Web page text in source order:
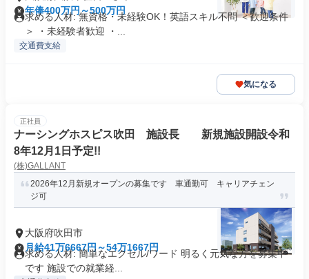
年俸400万円～500万円
求める人材: 無資格・未経験OK！英語スキル不問 ＜歓迎条件
＞ ・未経験者歓迎 ・...
交通費支給
気になる
正社員
ナーシングホスピス吹田 施設長 新規施設開設令和
8年12月1日予定!!
(株)GALLANT
2026年12月新規オープンの募集です 車通勤可 キャリアチェン
ジ可
大阪府吹田市
月給41万6667円～54万1667円
求める人材: 簡単なエクセル/ワード 明るく元気な方を募集中
です 施設での就業経...